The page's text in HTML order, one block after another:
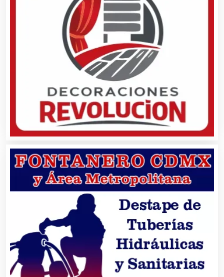
Artículos Importados
Artículos para el Hogar
Artículos para Regalos
Artículos Personales
Artículos Publicitarios
Aseguradoras
Asesores Técnicos